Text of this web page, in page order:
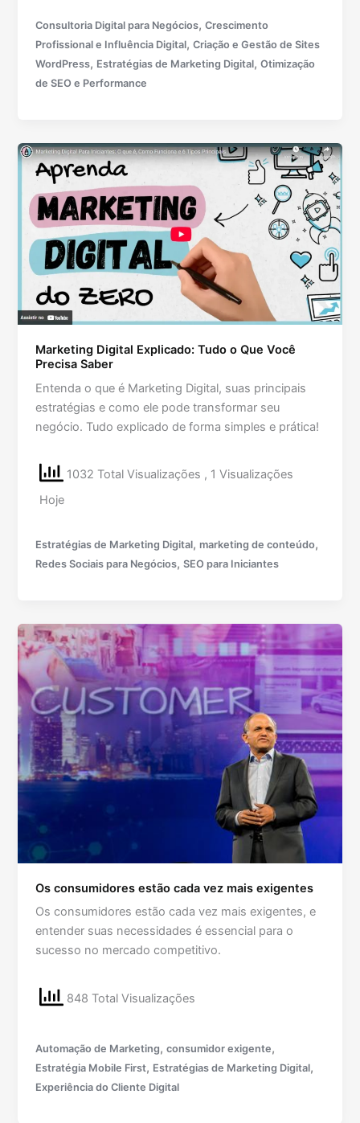
Consultoria Digital para Negócios,Crescimento
Profissional e Influência Digital,Criação e Gestão de Sites
WordPress, Estratégias de Marketing Digital,Otimização
de SEO e Performance
Marketing Digital Explicado: Tudo o Que Você
Precisa Saber
Entenda o que é Marketing Digital, suas principais
estratégias e como ele pode transformar seu
negócio. Tudo explicado de forma simples e prática!
1032 Total Visualizações , 1 Visualizações
Hoje
Estratégias de Marketing Digital,marketing de conteúdo,
Redes Sociais para Negócios,SEO para Iniciantes
Os consumidores estão cada vez mais exigentes
Os consumidores estão cada vez mais exigentes, e
entender suas necessidades é essencial para o
sucesso no mercado competitivo.
848 Total Visualizações
Automação de Marketing,consumidor exigente,
Estratégia Mobile First, Estratégias de Marketing Digital,
Experiência do Cliente Digital